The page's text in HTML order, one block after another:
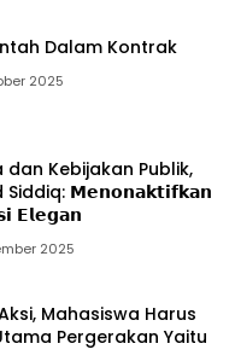
Dalam Kontrak
2025
Kebijakan Publik,
𝗠𝗲𝗻𝗼𝗻𝗮𝗸𝘁𝗶𝗳𝗸𝗮𝗻
𝗘𝗹𝗲𝗴𝗮𝗻
2025
Mahasiswa Harus
Pergerakan Yaitu